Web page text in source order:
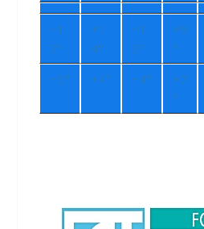
+1
7°
+1
4°
+1
3°
+9
°
+5° +4° +4° +7
°